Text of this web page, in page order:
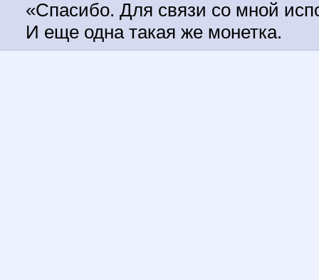
«Спасибо. Для связи со мной
И еще одна такая же монетка.